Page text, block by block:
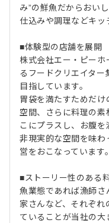
み”の鮮魚だからおい
仕込みや調理などキッ
■体験型の店舗を展開
株式会社エー・ピー
るフードクリエイタ
目指しています。
胃袋を満たすためだ
空間、さらに料理の
こにプラスし、お腹
非現実的な空間を味わ
営をおこなっています。
■ストーリー性のある
魚業態であれば漁師さ
家さんなど、それぞ
ていることが当社の